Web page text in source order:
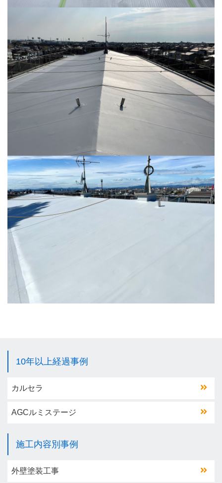
10年以上経過事例
カルセラ
AGCルミステージ
施工内容別事例
外壁塗装工事